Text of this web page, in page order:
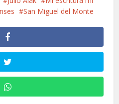
San Miguel del Monte